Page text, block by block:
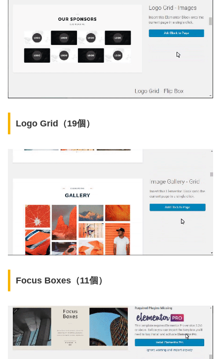
Logo Grid（19個）
Focus Boxes（11個）